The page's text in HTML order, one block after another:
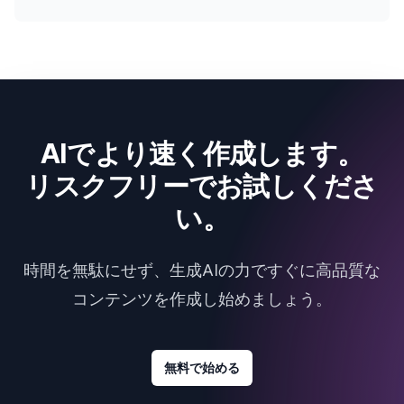
AIでより速く作成します。
リスクフリーでお試しくださ
い。
時間を無駄にせず、生成AIの力ですぐに高品質な
コンテンツを作成し始めましょう。
無料で始める